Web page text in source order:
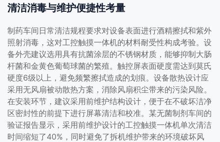
清洁消毒与维护便捷性考量
制药车间日常清洁规程要求对设备表面进行酒精擦拭和紫外
照射消毒，这对工控触摸一体机的材料耐受性构成考验。设
备外壳建议选用具有抗菌涂层的不锈钢材质，能够抑制大肠
杆菌和金黄色葡萄球菌的繁殖。触控屏表面硬度需达到莫氏
硬度6级以上，避免频繁擦拭造成的划痕。设备散热设计应
采用无风扇被动散热方案，消除风扇积尘带来的污染风险。
在安装环节，建议采用前维护结构设计，便于在不破坏洁净
区密封性的前提下进行屏幕清洁和校准。某无菌制剂车间的
验证报告显示，采用前维护设计的工控触摸一体机单次清洁
时间缩短了40%，同时避免了拆机维护带来的环境破坏风